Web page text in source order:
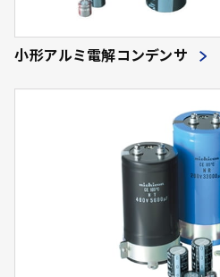
小形アルミ電解コンデンサ